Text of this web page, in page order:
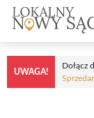
Przejdź
treści
UWAGA!
Dołącz